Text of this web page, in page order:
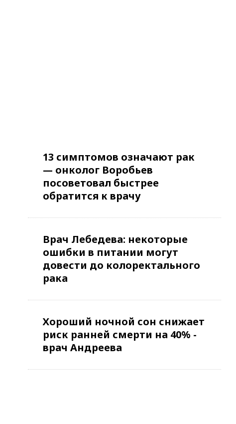
13 симптомов означают рак
— онколог Воробьев
посоветовал быстрее
обратится к врачу
Врач Лебедева: некоторые
ошибки в питании могут
довести до колоректального
рака
Хороший ночной сон снижает
риск ранней смерти на 40% -
врач Андреева